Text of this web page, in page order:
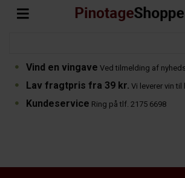
Vind en vingave Ved tilmelding af
Lav fragtpris fra 39 kr. Vi leverer vin til
Kundeservice Ring på tlf. 2175 6698